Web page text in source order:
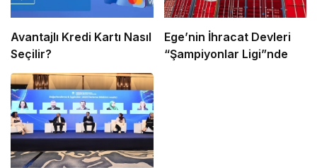
Avantajlı Kredi Kartı Nasıl
Seçilir?
Ege’nin İhracat Devleri
“Şampiyonlar Ligi”nde